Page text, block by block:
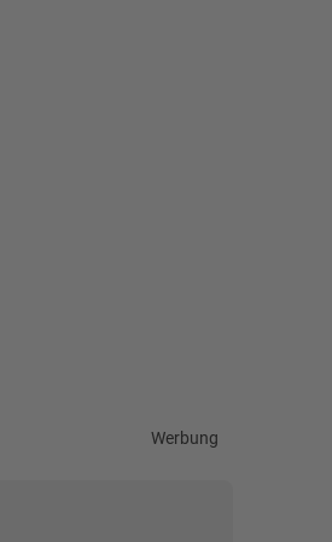
Werbung